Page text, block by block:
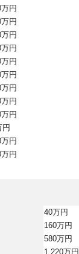
円
円
円
円
円
円
円
円
円
円
円
円
40万円
160万円
580万円
1,220万円